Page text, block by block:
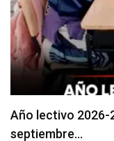
Se suspenderá